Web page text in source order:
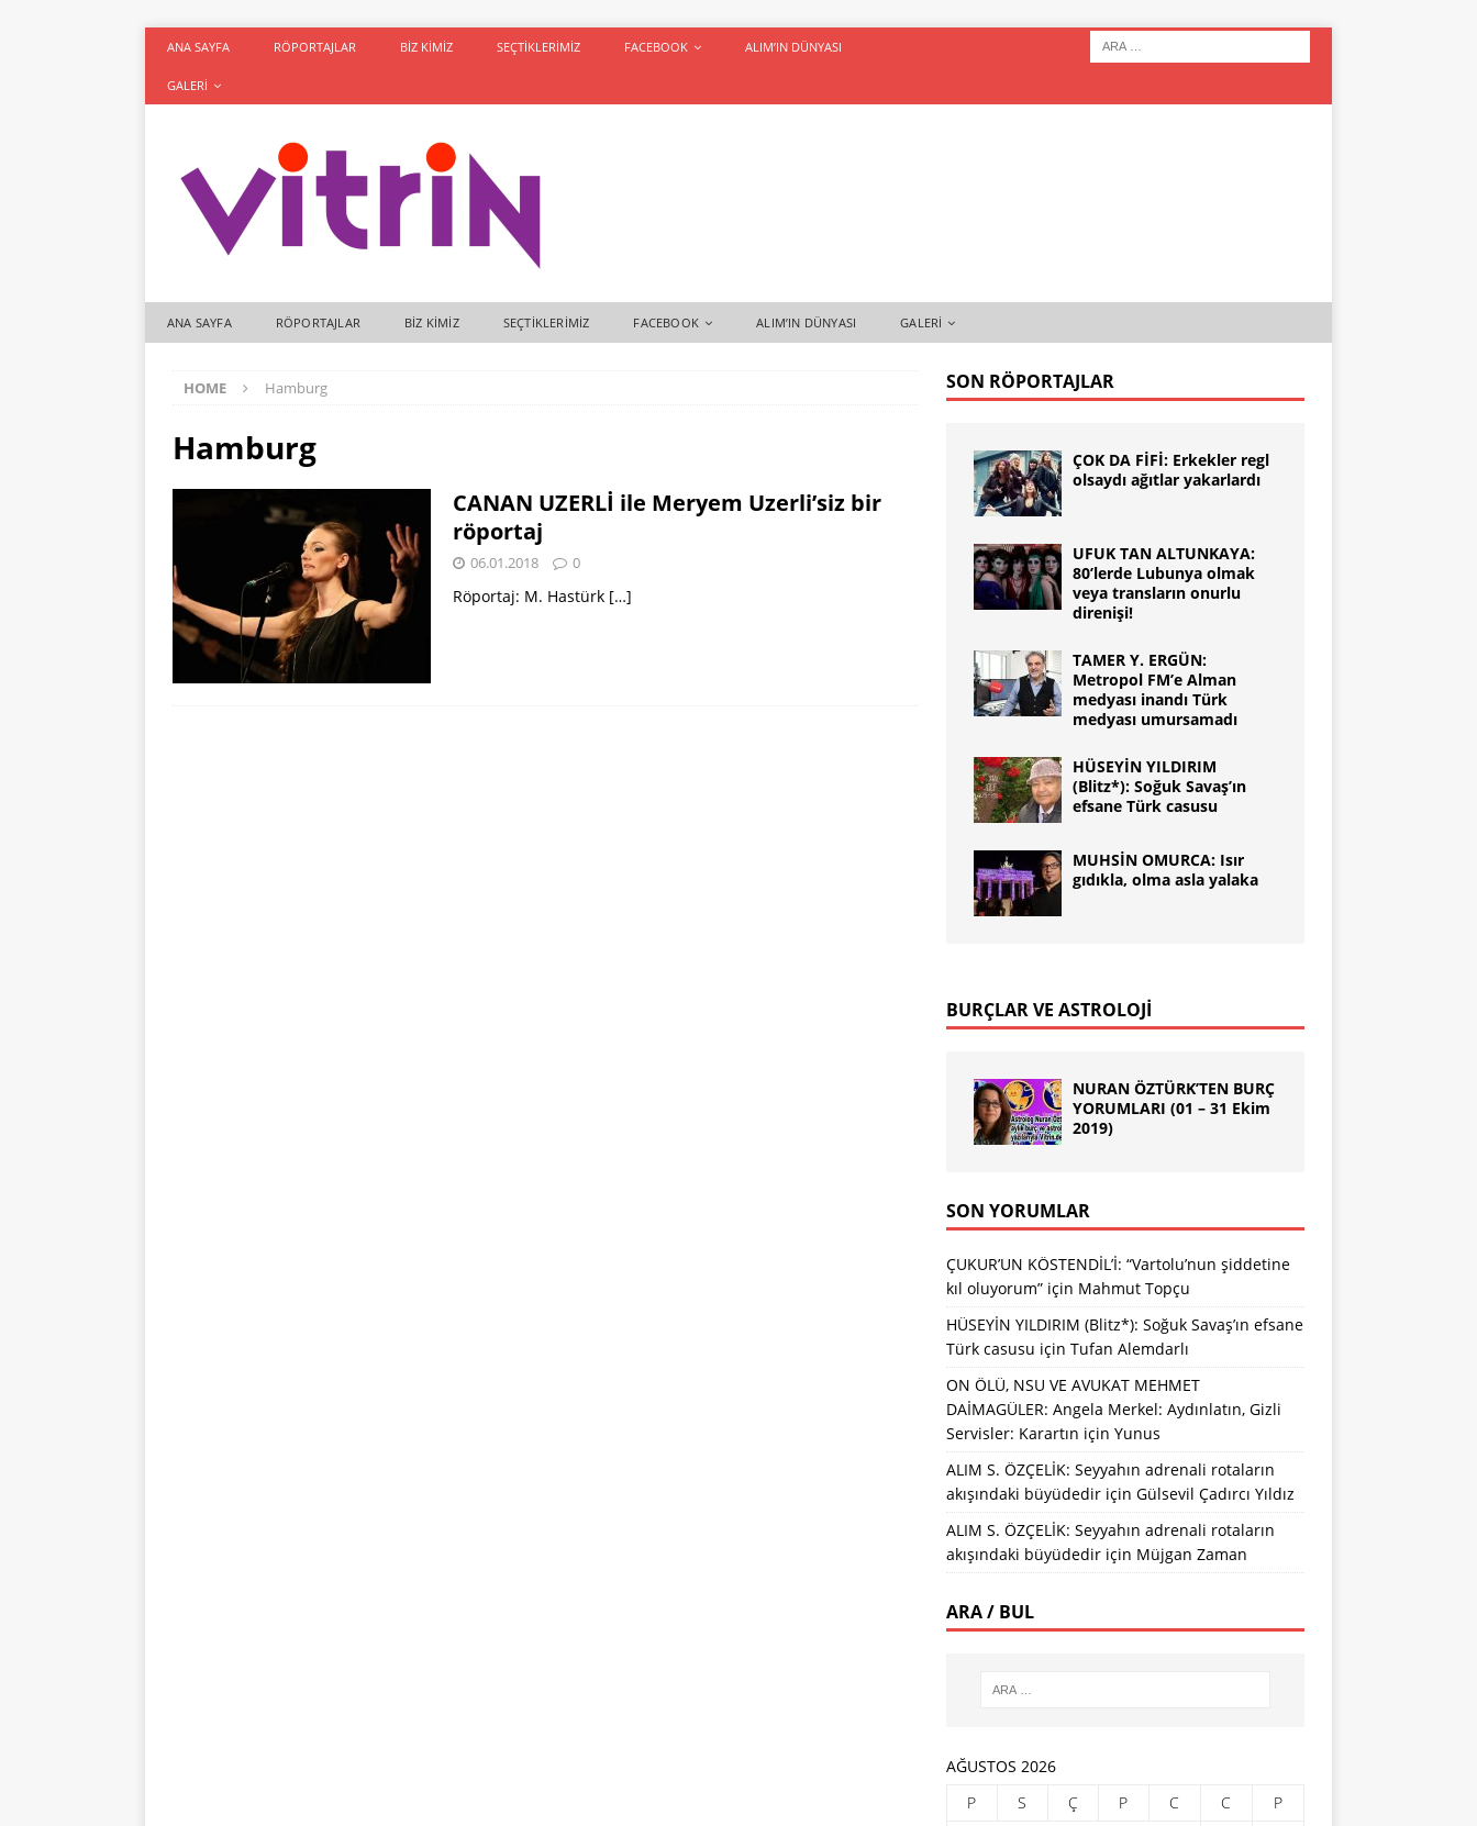
ANA SAYFA RÖPORTAJLAR BIZ KIMIZ SEÇTIKLERIMIZ FACEBOOK ALIM’IN DÜNYASI
GALERI
ANA SAYFA RÖPORTAJLAR BIZ KIMIZ SEÇTIKLERIMIZ FACEBOOK ALIM’IN DÜNYASI GALERI
HOME Hamburg
Hamburg
CANAN UZERLİ ile Meryem Uzerli’siz bir
röportaj
06.01.2018 0
Röportaj: M. Hastürk […]
SON RÖPORTAJLAR
ÇOK DA FİFİ: Erkekler regl
olsaydı ağıtlar yakarlardı
UFUK TAN ALTUNKAYA:
80’lerde Lubunya olmak
veya transların onurlu
direnişi!
TAMER Y. ERGÜN:
Metropol FM’e Alman
medyası inandı Türk
medyası umursamadı
HÜSEYİN YILDIRIM
(Blitz*): Soğuk Savaş’ın
efsane Türk casusu
MUHSİN OMURCA: Isır
gıdıkla, olma asla yalaka
BURÇLAR VE ASTROLOJİ
NURAN ÖZTÜRK’TEN BURÇ
YORUMLARI (01 – 31 Ekim
2019)
SON YORUMLAR
ÇUKUR’UN KÖSTENDİL’İ: “Vartolu’nun şiddetine
kıl oluyorum”için Mahmut Topçu
HÜSEYİN YILDIRIM (Blitz*): Soğuk Savaş’ın efsane
Türk casusu için Tufan Alemdarlı
ON ÖLÜ, NSU VE AVUKAT MEHMET
DAİMAGÜLER: Angela Merkel: Aydınlatın, Gizli
Servisler: Karartın için Yunus
ALIM S. ÖZÇELİK: Seyyahın adrenali rotaların
akışındaki büyüdediriçin Gülsevil Çadırcı Yıldız
ALIM S. ÖZÇELİK: Seyyahın adrenali rotaların
akışındaki büyüdediriçin Müjgan Zaman
ARA / BUL
AĞUSTOS 2026
P
S Ç P C C
P